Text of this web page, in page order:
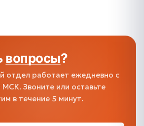
вопросы?
отдел работает ежедневно с
Звоните или оставьте
в течение 5 минут.